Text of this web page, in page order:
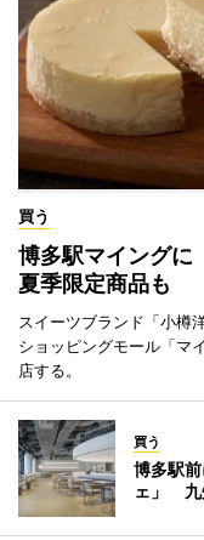
買う
博多駅マイング
夏季限定商品も
スイーツブランド「小樽
ショッピングモール「マ
店する。
買う
博多駅
ェ」 九